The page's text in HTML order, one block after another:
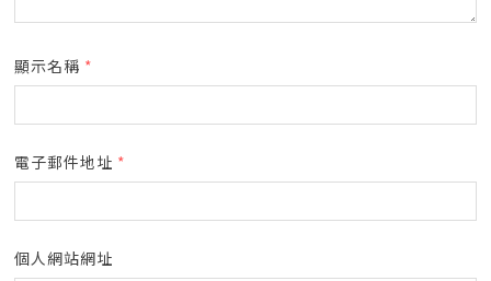
顯示名稱 *
電子郵件地址 *
個人網站網址